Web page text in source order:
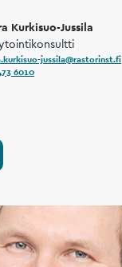
Kurkisuo-Jussila
jussila@rastorinst.fi
6010